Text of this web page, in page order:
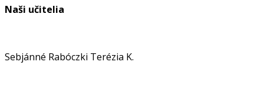
Naši učitelia
Sebjánné Rabóczki Terézia K.